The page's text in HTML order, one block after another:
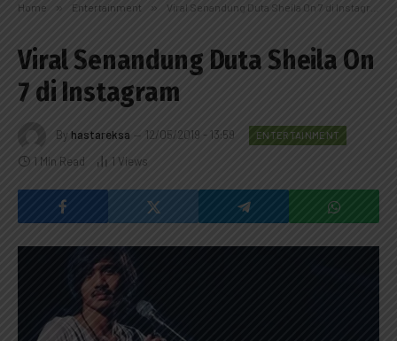
Home » Entertainment » Viral Senandung Duta Sheila On 7 di Instagram
Viral Senandung Duta Sheila On
7 di Instagram
By hastareksa 12/05/2019 - 13:59 ENTERTAINMENT
1 Min Read 1 Views